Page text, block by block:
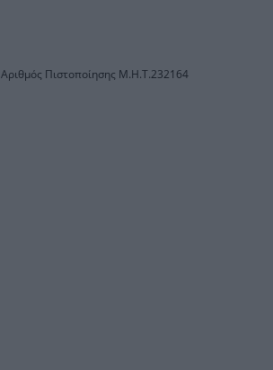
Αριθμός Πιστοποίησης Μ.Η.Τ.232164